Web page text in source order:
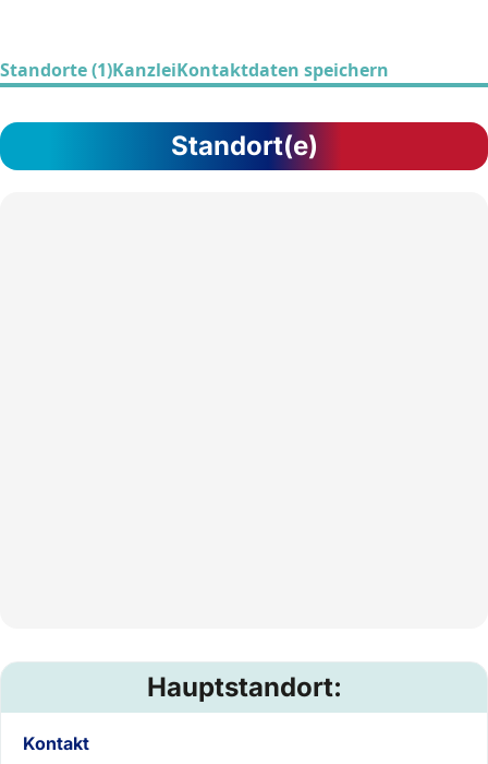
Standorte (1)KanzleiKontaktdaten speichern
Standort(e)
Hauptstandort:
Kontakt